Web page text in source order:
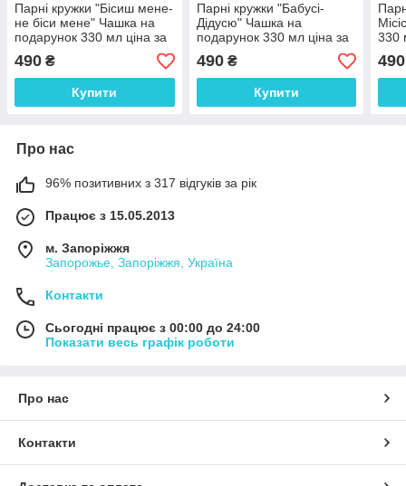
Парні кружки "Бісиш мене-
не біси мене" Чашка на
подарунок 330 мл ціна за
пару
490 ₴
Купити
Парні кружки "Бабусі-
Дідусю" Чашка на
подарунок 330 мл ціна за
пару
490₴
Купити
330
490
Про нас
96% позитивних з 317 відгуків за рік
Працює з 15.05.2013
м. Запоріжжя
Запорожье, Запоріжжя, Україна
Контакти
Сьогодні працює з 00:00 до 24:00
Показати весь графік роботи
Про нас
Контакти